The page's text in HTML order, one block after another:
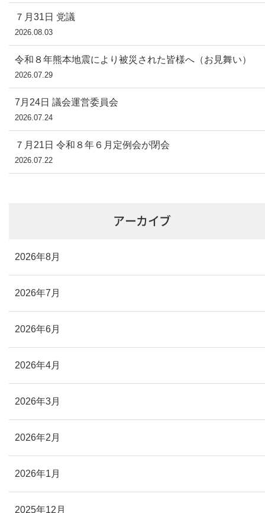
７月31日 党議
2026.08.03
令和８年熊本地震により被災された皆様へ（お見舞い）
2026.07.29
7月24日 議会運営委員会
2026.07.24
７月21日 令和８年６月定例会が閉会
2026.07.22
アーカイブ
2026年8月
2026年7月
2026年6月
2026年4月
2026年3月
2026年2月
2026年1月
2025年12月